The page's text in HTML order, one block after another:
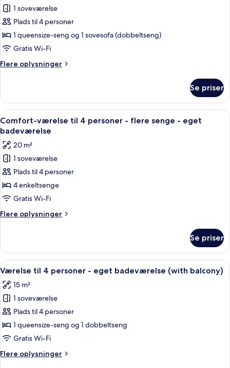
badeværelse
af
Værelse
til
4
-
(with
terrace)
1 soveværelse
Plads til 4 personer
1 queensize-seng og 1 sovesofa (dobbeltseng)
Gratis Wi-Fi
Flere oplysninger
Flere
til
4
personer
-
badeværelse
(with
terrace)
Se priser
Indlæs
alle
billeder
af
Comfort-
værelse
til
4
personer
-
senge
eget
badeværelse
Et moderne soveværelse med
5
Comfort-værelse til 4 personer - flere senge - eget
badeværelse
20 m²
1 soveværelse
Plads til 4 personer
4 enkeltsenge
Gratis Wi-Fi
Flere oplysninger
Flere
værelse
til
4
flere
senge
-
eget
badeværelse
Se priser
Indlæs
alle
billeder
af
Værelse
til
4
-
Et hotelværelse med en stor seng,
6
Værelse til 4 personer - eget badeværelse (with balcony)
15 m²
1 soveværelse
Plads til 4 personer
1 queensize-seng og 1 dobbeltseng
Gratis Wi-Fi
Flere oplysninger
Flere